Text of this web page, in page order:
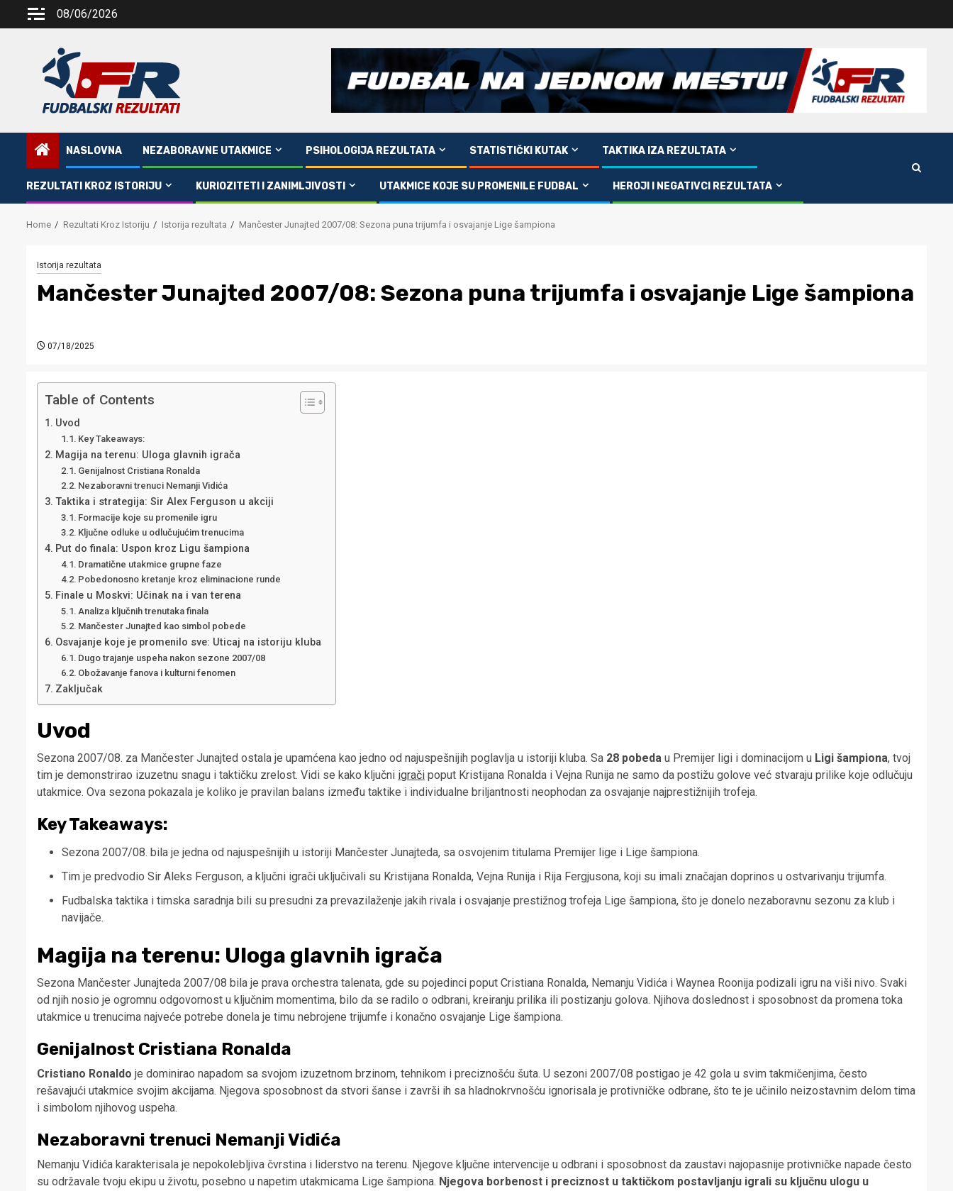
08/06/2026
NASLOVNA NEZABORAVNE UTAKMICE PSIHOLOGIJA REZULTATA STATISTIČKI KUTAK TAKTIKA IZA REZULTATA
REZULTATI KROZ ISTORIJU KURIOZITETI I ZANIMLJIVOSTI UTAKMICE KOJE SU PROMENILE FUDBAL HEROJI I NEGATIVCI REZULTATA
Home Rezultati Kroz Istoriju Istorija rezultata Mančester Junajted 2007/08: Sezona puna trijumfa i osvajanje Lige šampiona
Istorija rezultata
Mančester Junajted 2007/08: Sezona puna trijumfa i osvajanje Lige šampiona
07/18/2025
Table of Contents
Uvod
Key Takeaways:
Magija na terenu: Uloga glavnih igrača
Genijalnost Cristiana Ronalda
Nezaboravni trenuci Nemanji Vidića
Taktika i strategija: Sir Alex Ferguson u akciji
Formacije koje su promenile igru
Ključne odluke u odlučujućim trenucima
Put do finala: Uspon kroz Ligu šampiona
Dramatične utakmice grupne faze
Pobedonosno kretanje kroz eliminacione runde
Finale u Moskvi: Učinak na i van terena
Analiza ključnih trenutaka finala
Mančester Junajted kao simbol pobede
Osvajanje koje je promenilo sve: Uticaj na istoriju kluba
Dugo trajanje uspeha nakon sezone 2007/08
Obožavanje fanova i kulturni fenomen
Zaključak
Uvod
Sezona 2007/08. za Mančester Junajted ostala je upamćena kao jedno od najuspešnijih poglavlja u istoriji kluba. Sa 28 pobeda u Premijer ligi i dominacijom u Ligi šampiona, tvoj
tim je demonstrirao izuzetnu snagu i taktičku zrelost. Vidi se kako ključni igrači poput Kristijana Ronalda i Vejna Runija ne samo da postižu golove već stvaraju prilike koje odlučuju
utakmice. Ova sezona pokazala je koliko je pravilan balans između taktike i individualne briljantnosti neophodan za osvajanje najprestižnijih trofeja.
Key Takeaways:
Sezona 2007/08. bila je jedna od najuspešnijih u istoriji Mančester Junajteda, sa osvojenim titulama Premijer lige i Lige šampiona.
Tim je predvodio Sir Aleks Ferguson, a ključni igrači uključivali su Kristijana Ronalda, Vejna Runija i Rija Fergjusona, koji su imali značajan doprinos u ostvarivanju trijumfa.
Fudbalska taktika i timska saradnja bili su presudni za prevazilaženje jakih rivala i osvajanje prestižnog trofeja Lige šampiona, što je donelo nezaboravnu sezonu za klub i
navijače.
Magija na terenu: Uloga glavnih igrača
Sezona Mančester Junajteda 2007/08 bila je prava orchestra talenata, gde su pojedinci poput Cristiana Ronalda, Nemanju Vidića i Waynea Roonija podizali igru na viši nivo. Svaki
od njih nosio je ogromnu odgovornost u ključnim momentima, bilo da se radilo o odbrani, kreiranju prilika ili postizanju golova. Njihova doslednost i sposobnost da promena toka
utakmice u trenucima najveće potrebe donela je timu nebrojene trijumfe i konačno osvajanje Lige šampiona.
Genijalnost Cristiana Ronalda
Cristiano Ronaldo je dominirao napadom sa svojom izuzetnom brzinom, tehnikom i preciznošću šuta. U sezoni 2007/08 postigao je 42 gola u svim takmičenjima, često
rešavajući utakmice svojim akcijama. Njegova sposobnost da stvori šanse i završi ih sa hladnokrvnošću ignorisala je protivničke odbrane, što te je učinilo neizostavnim delom tima
i simbolom njihovog uspeha.
Nezaboravni trenuci Nemanji Vidića
Nemanju Vidića karakterisala je nepokolebljiva čvrstina i liderstvo na terenu. Njegove ključne intervencije u odbrani i sposobnost da zaustavi najopasnije protivničke napade često
su održavale tvoju ekipu u životu, posebno u napetim utakmicama Lige šampiona. Njegova borbenost i preciznost u taktičkom postavljanju igrali su ključnu ulogu u